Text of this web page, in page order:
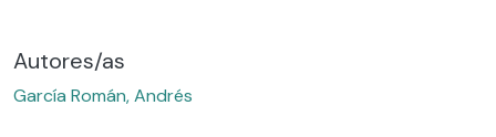
Autores/as
García Román, Andrés